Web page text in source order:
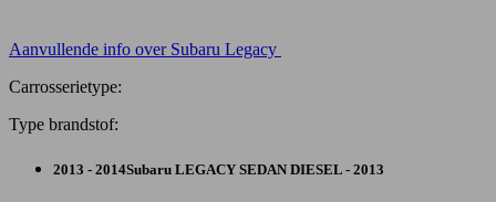
Aanvullende info over Subaru Legacy
Carrosserietype:
Type brandstof:
2013 - 2014Subaru LEGACY SEDAN DIESEL - 2013